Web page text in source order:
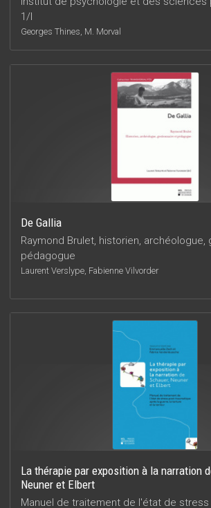
1/I
Georges Thines, M. Morval
De Gallia
Raymond Brulet, historien,
pédagogue
Laurent Verslype, Fabienne Vilvorder
La thérapie par exposition à la narration
Neuner et Elbert
Manuel de traitement de l'état de